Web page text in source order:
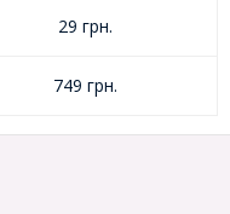
29 грн.
749 грн.